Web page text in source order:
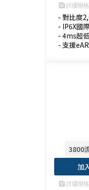
feed詳細規格
- 對比度
- IP6X國
- 4ms超
- 支援
3800
加
feed詳細規格